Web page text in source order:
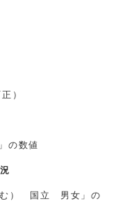
）
の数値
む） 国立 男女」の